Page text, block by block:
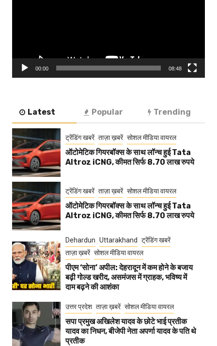
00:00 08:48
Latest Popular Trending
ट्रेंडिंग खबरें ताज़ा ख़बरें सोशल मीडिया वायरल
ऑटोमेटिक गियरबॉक्स के साथ लॉन्च हुई Tata
Altroz iCNG, कीमत सिर्फ 8.70 लाख रुपये
ट्रेंडिंग खबरें ताज़ा ख़बरें सोशल मीडिया वायरल
ऑटोमेटिक गियरबॉक्स के साथ लॉन्च हुई Tata
Altroz iCNG, कीमत सिर्फ 8.70 लाख रुपये
Dehardun Uttarakhand
ट्रेंडिंग खबरें
ताज़ा ख़बरें सोशल मीडिया वायरल
पीएम ‘सोना’ अपील: देहरादून में कम होने के बजाय
बढ़ी गोल्ड खरीद, असमंजस में ग्राहक, भविष्य में
दाम बढ़ने की आशंका
उत्तर प्रदेश ताज़ा ख़बरें सोशल मीडिया वायरल
सपा प्रमुख अखिलेश यादव के छोटे भाई प्रतीक
यादव का निधन, बीजेपी नेता अपर्णा यादव के पति थे
प्रतीक